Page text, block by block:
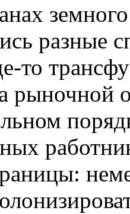
разные
то
рыночной